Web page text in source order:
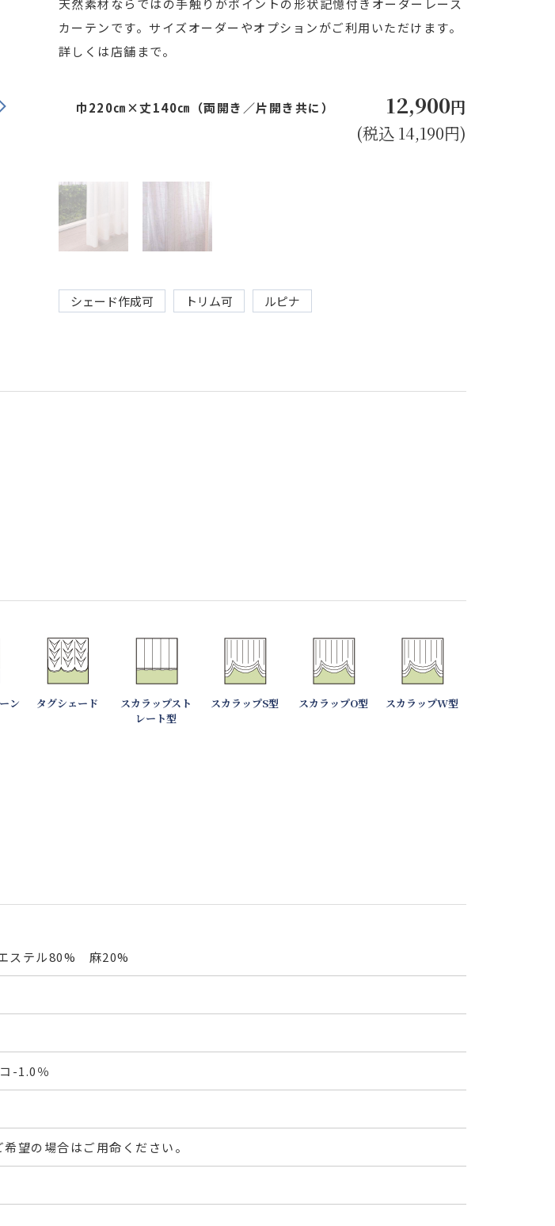
天然素材ならではの手触りがポイントの形状記憶付きオーダーレース
カーテンです。サイズオーダーやオプションがご利用いただけます。
詳しくは店舗まで。
巾220㎝×丈140㎝（両開き／片開き共に） 12,900円
(税込 14,190円)
シェード作成可 トリム可 ルピナ
ン タグシェード
スカラップスト
レート型
スカラップS型 スカラップO型 スカラップW型
ステル80% 麻20%
-1.0％
望の場合はご用命ください。